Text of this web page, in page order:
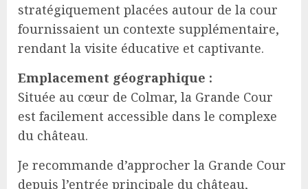
stratégiquement placées autour de la cour
fournissaient un contexte supplémentaire,
rendant la visite éducative et captivante.
Emplacement géographique :
Située au cœur de Colmar, la Grande Cour
est facilement accessible dans le complexe
du château.
Je recommande d’approcher la Grande Cour
depuis l’entrée principale du château,